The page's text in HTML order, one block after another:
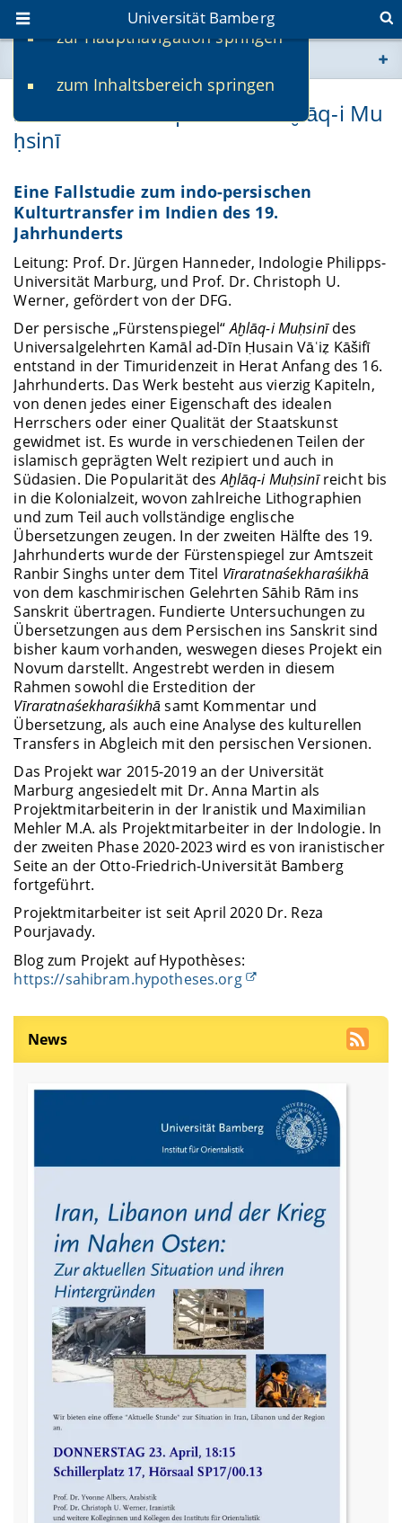
zur Hauptnavigation springen
zum Inhaltsbereich springen
Universität Bamberg
www.uni-bamberg.de
fis.uni-bamberg.de
Sahib Rams Adaption des Aḫlāq-i Mu
ḥsinī
Eine Fallstudie zum indo-persischen
Kulturtransfer im Indien des 19.
Jahrhunderts
Leitung: Prof. Dr. Jürgen Hanneder, Indologie Philipps-
Universität Marburg, und Prof. Dr. Christoph U.
Werner, gefördert von der DFG.
Der persische „Fürstenspiegel“Aḫlāq-i Muḥsinīdes
Universalgelehrten Kamāl ad-Dīn Ḥusain Vāʿiẓ Kāšifī
entstand in der Timuridenzeit in Herat Anfang des 16.
Jahrhunderts. Das Werk besteht aus vierzig Kapiteln,
von denen jedes einer Eigenschaft des idealen
Herrschers oder einer Qualität der Staatskunst
gewidmet ist. Es wurde in verschiedenen Teilen der
islamisch geprägten Welt rezipiert und auch in
Südasien. Die Popularität desAḫlāq-i Muḥsinīreicht bis
in die Kolonialzeit, wovon zahlreiche Lithographien
und zum Teil auch vollständige englische
Übersetzungen zeugen. In der zweiten Hälfte des 19.
Jahrhunderts wurde der Fürstenspiegel zur Amtszeit
Ranbir Singhs unter dem Titel Vīraratnaśekharaśikhā
von dem kaschmirischen Gelehrten Sāhib Rām ins
Sanskrit übertragen. Fundierte Untersuchungen zu
Übersetzungen aus dem Persischen ins Sanskrit sind
bisher kaum vorhanden, weswegen dieses Projekt ein
Novum darstellt. Angestrebt werden in diesem
Rahmen sowohl die Erstedition der
Vīraratnaśekharaśikhāsamt Kommentar und
Übersetzung, als auch eine Analyse des kulturellen
Transfers in Abgleich mit den persischen Versionen.
Das Projekt war 2015-2019 an der Universität
Marburg angesiedelt mit Dr. Anna Martin als
Projektmitarbeiterin in der Iranistik und Maximilian
Mehler M.A. als Projektmitarbeiter in der Indologie. In
der zweiten Phase 2020-2023 wird es von iranistischer
Seite an der Otto-Friedrich-Universität Bamberg
fortgeführt.
Projektmitarbeiter ist seit April 2020 Dr. Reza
Pourjavady.
Blog zum Projekt auf Hypothèses:
https://sahibram.hypotheses.org
News